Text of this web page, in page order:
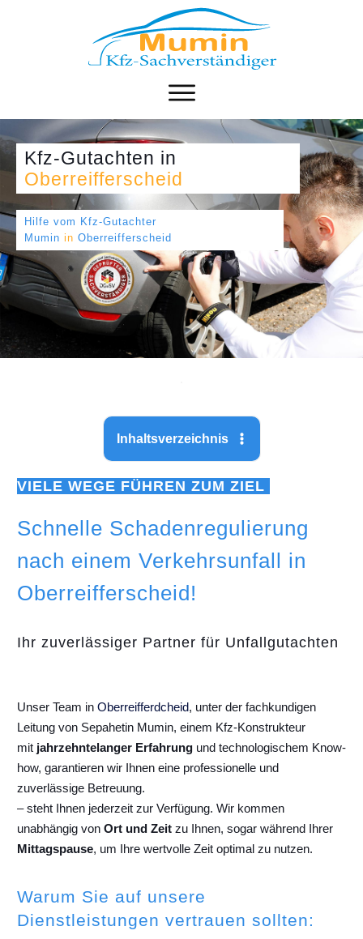
Kfz-Gutachten in
Oberreifferscheid
Hilfe vom Kfz-Gutachter
Mumin in Oberreifferscheid
Inhaltsverzeichnis
VIELE WEGE FÜHREN ZUM ZIEL
Schnelle Schadenregulierung
nach einem Verkehrsunfall in
Oberreifferscheid!
Ihr zuverlässiger Partner für Unfallgutachten
Unser Team in Oberreifferdcheid, unter der fachkundigen
Leitung von Sepahetin Mumin, einem Kfz-Konstrukteur
mit jahrzehntelanger Erfahrung und technologischem Know-
how, garantieren wir Ihnen eine professionelle und
zuverlässige Betreuung.
– steht Ihnen jederzeit zur Verfügung. Wir kommen
unabhängig von Ort und Zeit zu Ihnen, sogar während Ihrer
Mittagspause, um Ihre wertvolle Zeit optimal zu nutzen.
Warum Sie auf unsere
Dienstleistungen vertrauen sollten: